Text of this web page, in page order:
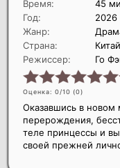
Время:
45
Год:
2026
Жанр:
Страна:
Китай
Режиссер:
Го
Оценка: 0/10 (0)
Оказавшись в
перерождения,
теле принцессы и
своей прежней